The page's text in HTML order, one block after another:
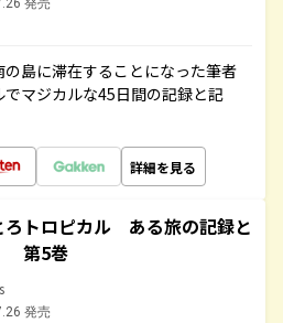
発売
島に滞在することになった筆者
マジカルな45日間の記録と記
詳細を見る
ろトロピカル ある旅の記録と
第5巻
発売